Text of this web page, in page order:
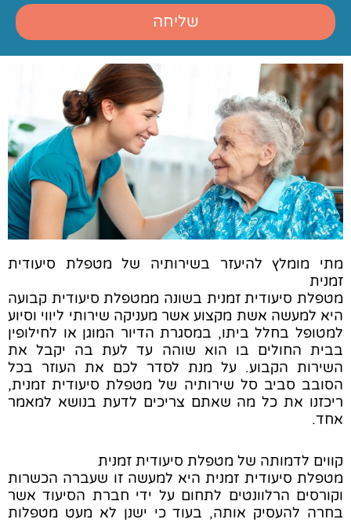
שליחה
מתי מומלץ להיעזר בשירותיה של מטפלת סיעודית
זמנית
מטפלת סיעודית זמנית בשונה ממטפלת סיעודית קבועה
היא למעשה אשת מקצוע אשר מעניקה שירותי ליווי וסיוע
למטופל בחלל ביתו, במסגרת הדיור המוגן או לחילופין
בבית החולים בו הוא שוהה עד לעת בה יקבל את
השירות הקבוע. על מנת לסדר לכם את העוזר בכל
הסובב סביב סל שירותיה של מטפלת סיעודית זמנית,
ריכזנו את כל מה שאתם צריכים לדעת בנושא למאמר
אחד.
קווים לדמותה של מטפלת סיעודית זמנית
מטפלת סיעודית זמנית היא למעשה זו שעברה הכשרות
וקורסים הרלוונטים לתחום על ידי חברת הסיעוד אשר
בחרה להעסיק אותה, בעוד כי ישנן לא מעט מטפלות